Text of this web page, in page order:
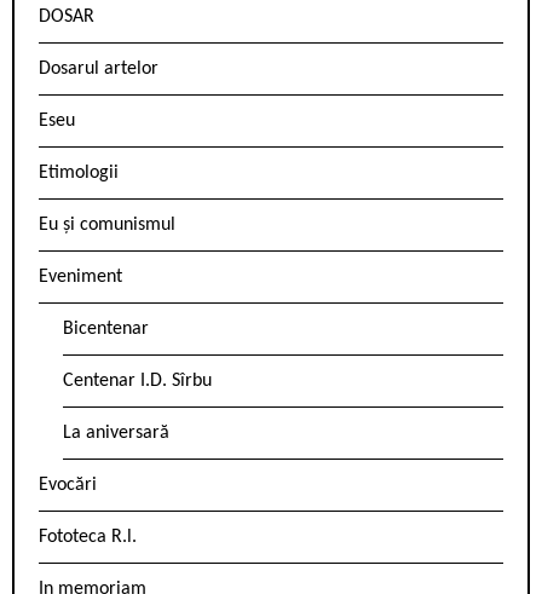
DOSAR
Dosarul artelor
Eseu
Etimologii
Eu și comunismul
Eveniment
Bicentenar
Centenar I.D. Sîrbu
La aniversară
Evocări
Fototeca R.l.
In memoriam